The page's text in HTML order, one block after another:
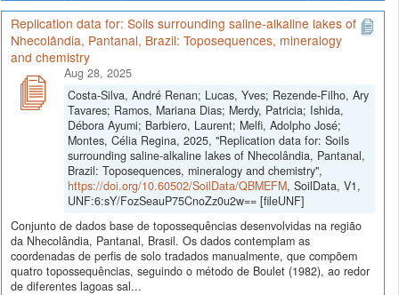
Replication data for: Soils surrounding saline-alkaline lakes of
Nhecolândia, Pantanal, Brazil: Toposequences, mineralogy
and chemistry
Aug 28, 2025
Costa-Silva, André Renan; Lucas, Yves; Rezende-Filho, Ary
Tavares; Ramos, Mariana Dias; Merdy, Patricia; Ishida,
Débora Ayumi; Barbiero, Laurent; Melfi, Adolpho José;
Montes, Célia Regina, 2025, "Replication data for: Soils
surrounding saline-alkaline lakes of Nhecolândia, Pantanal,
Brazil: Toposequences, mineralogy and chemistry",
https://doi.org/10.60502/SoilData/QBMEFM, SoilData, V1,
UNF:6:sY/FozSeauP75CnoZz0u2w== [fileUNF]
Conjunto de dados base de topossequências desenvolvidas na região
da Nhecolândia, Pantanal, Brasil. Os dados contemplam as
coordenadas de perfis de solo tradados manualmente, que compõem
quatro topossequências, seguindo o método de Boulet (1982), ao redor
de diferentes lagoas sal...